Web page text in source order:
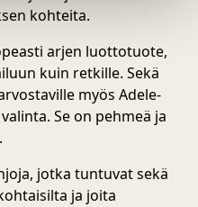
kohteita.
arjen luottotuote,
kuin retkille. Sekä
myös Adele-
Se on pehmeä ja
jotka tuntuvat sekä
ja joita